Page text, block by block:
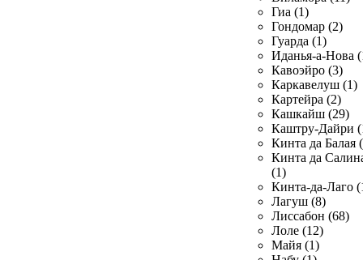
Гиа (1)
Гондомар (2)
Гуарда (1)
Иданья-а-Нова
Кавоэйро (3)
Каркавелуш (1)
Картейра (2)
Кашкайш (29)
Каштру-Дайри
Кинта да Балая
Кинта да
(1)
Кинта-да-Лаго
Лагуш (8)
Лиссабон (68)
Лоле (12)
Майя (1)